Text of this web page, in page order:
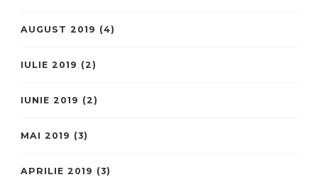
AUGUST 2019 (4)
IULIE 2019 (2)
IUNIE 2019 (2)
MAI 2019 (3)
APRILIE 2019 (3)